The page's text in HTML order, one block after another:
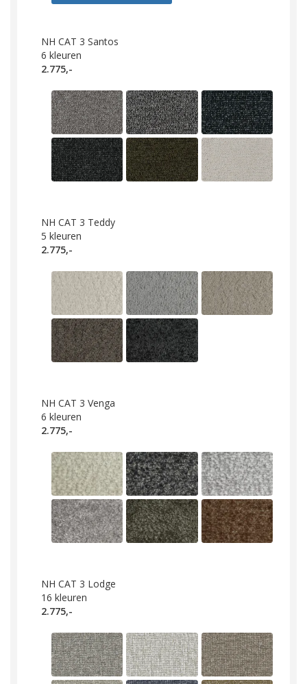
NH CAT 3 Santos
6 kleuren
2.775,-
NH CAT 3 Teddy
5 kleuren
2.775,-
NH CAT 3 Venga
6 kleuren
2.775,-
NH CAT 3 Lodge
16 kleuren
2.775,-